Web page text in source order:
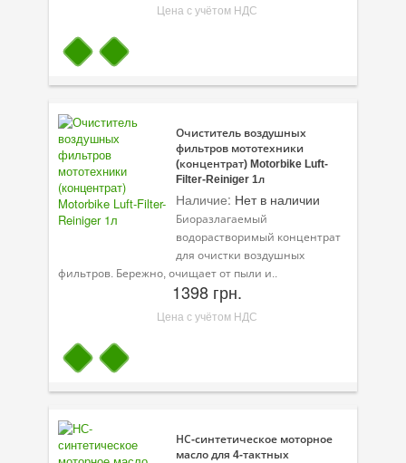
Цена с учётом НДС
Очиститель воздушных
фильтров мототехники
(концентрат) Motorbike Luft-
Filter-Reiniger 1л
Наличие: Нет в наличии
Биоразлагаемый
водорастворимый концентрат
для очистки воздушных
фильтров. Бережно, очищает от пыли и..
1398 грн.
Цена с учётом НДС
НС-синтетическое моторное
масло для 4-тактных